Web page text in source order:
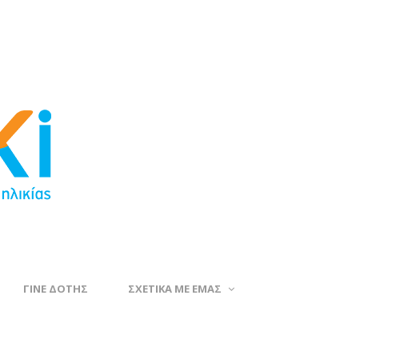
ΓΙΝΕ ΔΟΤΗΣ ΣΧΕΤΙΚΑ ΜΕ ΕΜΑΣ